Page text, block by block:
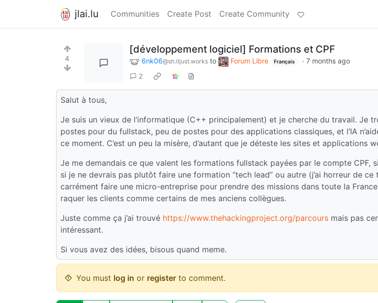
jlai.lu Communities Create Post Create Community
4
[développement logiciel] Formations et CPF
6nk06@sh.itjust.works to Forum Libre Français · 7 months ago
2
Salut à tous,
Je suis un vieux de l’informatique (C++ principalement) et je cherche du travail. Je
postes pour du fullstack, peu de postes pour des applications classiques, et l’IA
ce moment. C’est un peu la misère, d’autant que je déteste les sites et applications
Je me demandais ce que valent les formations fullstack payées par le compte CPF,
si je ne devrais pas plutôt faire une formation “tech lead” ou autre (j’ai horreur de
carrément faire une micro-entreprise pour prendre des missions dans toute la
raquer les clients comme certains de mes anciens collègues.
Juste comme ça j’ai trouvé https://www.thehackingproject.org/parcours mais pas
intéressant.
Si vous avez des idées, bisous quand meme.
You must log in or register to comment.